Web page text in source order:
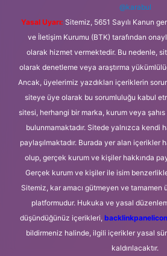
@karabul
Yasal Uyarı: Sitemiz, 5651 Sayılı Kanun
ve İletişim Kurumu (BTK) tarafından
olarak hizmet vermektedir. Bu nedenle,
olarak denetleme veya araştırma
Ancak, üyelerimiz yazdıkları içeriklerin
siteye üye olarak bu sorumluluğu kabul
sitesi, herhangi bir marka, kurum veya
bulunmamaktadır. Sitede yalnızca kendi
paylaşılmaktadır. Burada yer alan içerikler
olup, gerçek kurum ve kişiler hakkında
Gerçek kurum ve kişiler ile isim
Sitemiz, kar amacı gütmeyen ve tamamen
platformudur. Hukuka ve yasal
düşündüğünüz içerikleri,
bildirmeniz halinde, ilgili içerikler yasal
kaldırılacaktır.